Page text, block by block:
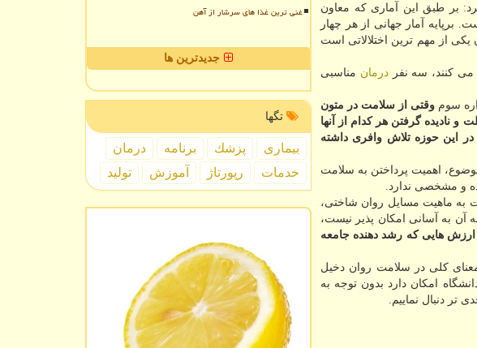
بر طبق این آماری که معاون
است. برپایه آمار جهانی از هر چهار
می شود و تا سال ۲۰۳۰ میلادی، افسردگی بعنوان یکی از مهم ترین اختلالاتی است
درمان مناسبی
سوم وقتی از سلامت در متون
نادیده گرفتن هر کدام از آنها
این حوزه تلاش وافری داشته
موضوع، اهمیت پرداختن به سلامت
و مشخصی ندارد.
به ماهیت مسایل روان شاختی،
به آسانی امکان پذیر نیست،
هایی که رشد دهنده جامعه
کلی در سلامت روان دخیل
امکان دارد بدون توجه به
تر دنبال نماییم.
غنی ترین غذا های سرشار از آهن
جدیدترین ها
تگها
بیماری پزشك برنامه
درمان
خدمات
رپورتاژ آموزش تولید